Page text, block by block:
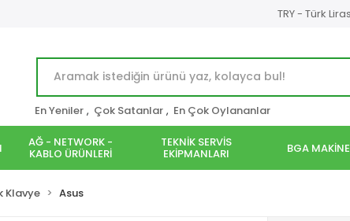
TRY - Türk
En Yeniler , Çok Satanlar , En Çok Oylananlar
AĞ - NETWORK -
KABLO ÜRÜNLERİ
TEKNİK SERVİS
EKİPMANLARI BGA
Klavye Asus